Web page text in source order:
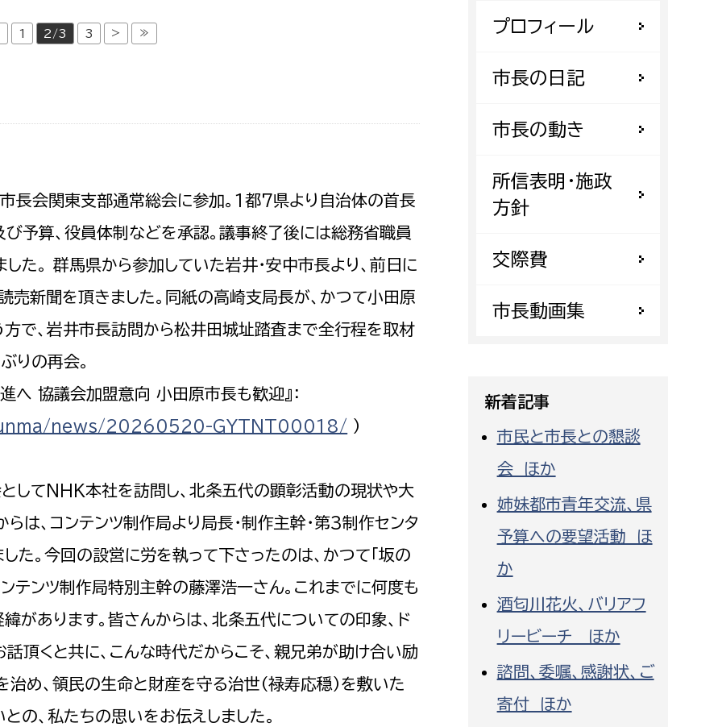
文化・生涯学習
行政経営
消防
病院
イベント・講座などに参加したい
まちづくりに関わりたい
環境事業センター
農政課
水産海浜課
都市計画課
地域交通課
開発審査課
市立総合医療センター
病院管理局：経営管理課
病院管理局：施設用度課
予防課
警防計画課
救急課
消防課
警防第1課
警防第2課
課
課
課
選挙管理委員会事務局
選挙管理委員会事務局
監査事務局
1 2/3 3 > ≫
会関東支部通常総会に参加。1都7県より自治体の首長
予算、役員体制などを承認。議事終了後には総務省職員
た。 群馬県から参加していた岩井・安中市長より、前日に
新聞を頂きました。同紙の高崎支局長が、かつて小田原
で、岩井市長訪問から松井田城址踏査まで全行程を取材
りの再会。
へ 協議会加盟意向 小田原市長も歓迎』：
news/20260520-GYTNT00018/ ）
してNHK本社を訪問し、北条五代の顕彰活動の現状や大
は、コンテンツ制作局より局長・制作主幹・第3制作センタ
た。今回の設営に労を執って下さったのは、かつて「坂の
テンツ制作局特別主幹の藤澤浩一さん。これまでに何度も
があります。皆さんからは、北条五代についての印象、ド
頂くと共に、こんな時代だからこそ、親兄弟が助け合い励
め、領民の生命と財産を守る治世（禄寿応穏）を敷いた
の、私たちの思いをお伝えしました。
プロフィール
市長の日記
市長の動き
所信表明・施政
方針
交際費
市長動画集
新着記事
市民と市長との懇談
会 ほか
姉妹都市青年交流、県
予算への要望活動 ほ
か
酒匂川花火、バリアフ
リービーチ ほか
諮問、委嘱、感謝状、ご
寄付 ほか